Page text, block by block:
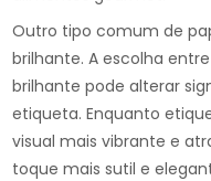
Outro tipo comum de
brilhante. A escolha
brilhante pode alterar
etiqueta. Enquanto
visual mais vibrante e
toque mais sutil e